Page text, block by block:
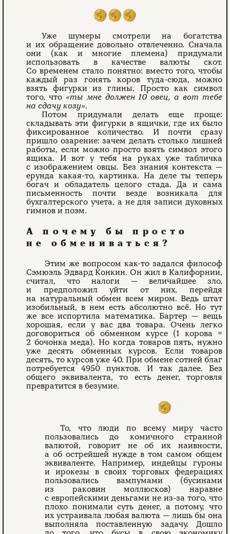
Уже шумеры смотрели на богатства
и их обращение довольно отвлеченно. Сначала
они (как и многие племена) придумали
использовать в качестве валюты скот.
Со временем стало понятно: вместо того, чтобы
каждый раз гонять коров туда-­сюда, можно
взять фигурки из глины. Просто как символ
того, что «ты мне должен 10 овец, а вот тебе
на сдачу козу».
Потом придумали делать еще проще:
складывать эти фигурки в ящички, где их было
фиксированное количество. И почти сразу
пришло озарение: зачем делать столько лишней
работы, если можно просто взять символ этого
ящика. И вот у тебя на руках уже табличка
с изображением овцы. Без знания контекста —
ерунда какая-то, картинка. На деле ты теперь
богач и обладатель целого стада. Да и сама
письменность почти везде возникала для
бухгалтерского учета, а не для записи духовных
гимнов и поэм.
А почему бы просто
не обмениваться?
Этим же вопросом как-то задался философ
Сэмюэль Эдвард Конкин. Он жил в Калифорнии,
считал, что налоги — величайшее зло,
и предположил уйти от них, перейдя
на натуральный обмен всем миром. Ведь штат
изобильный, в нем есть абсолютно всё. Но тут
же все испортила математика. Бартер — вещь
хорошая, если у вас два товара. Очень легко
договориться об обменном курсе (1 корова =
2 бочонка меда). Но когда товаров пять, нужно
уже десять обменных курсов. Если товаров
десять, то курсов уже 40. При обмене сотней благ
потребуется 4950 пунктов. И так далее. Без
общего эквивалента, то есть денег, торговля
превратится в безумие.
То, что люди по всему миру часто
пользовались до комичного странной
валютой, говорит не об их наивности,
а об острейшей нужде в том самом общем
эквиваленте. Например, индейцы гуроны
и ирокезы в своих торговых федерациях
пользовались вампумами (бусинами
из раковин моллюсков) наравне
с европейскими деньгами не из-за того, что
плохо понимали суть денег, а потому, что
их устраивала любая валюта — лишь бы она
выполняла поставленную задачу. Дошло